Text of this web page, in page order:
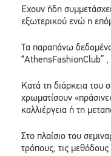
Εχουν ήδη
εξωτερικού ενώ η
Τα παραπάνω
“AthensFashionClub” ,
Κατά τη διάρκεια του
χρωματίσουν
καλλιέργεια ή τη
Στο πλαίσιο του
τρόπους, τις